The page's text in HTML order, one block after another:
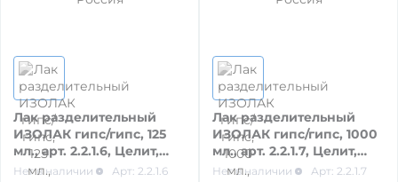
МАТЕРИАЛЫ ДЛЯ ИЗОЛЯЦИИ РАБОЧЕГО
ПОЛЯ
МАТЕРИАЛ ДЛЯ ПЕРЕБАЗИРОВКИ
Лак разделительный
ИЗОЛАК гипс/гипс, 125
мл., арт. 2.2.1.6, Целит,
Россия
Нет в наличии Арт: 2.2.1.6
Лак разделительный
ИЗОЛАК гипс/гипс, 1000
мл., арт. 2.2.1.7, Целит,
Россия
Нет в наличии Арт: 2.2.1.7